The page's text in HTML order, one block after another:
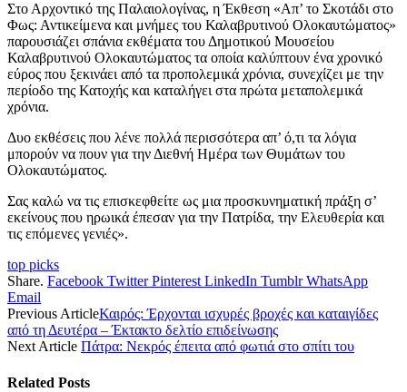
Στο Αρχοντικό της Παλαιολογίνας, η Έκθεση «Απ’ το Σκοτάδι στο
Φως: Αντικείμενα και μνήμες του Καλαβρυτινού Ολοκαυτώματος»
παρουσιάζει σπάνια εκθέματα του Δημοτικού Μουσείου
Καλαβρυτινού Ολοκαυτώματος τα οποία καλύπτουν ένα χρονικό
εύρος που ξεκινάει από τα προπολεμικά χρόνια, συνεχίζει με την
περίοδο της Κατοχής και καταλήγει στα πρώτα μεταπολεμικά
χρόνια.
Δυο εκθέσεις που λένε πολλά περισσότερα απ’ ό,τι τα λόγια
μπορούν να πουν για την Διεθνή Ημέρα των Θυμάτων του
Ολοκαυτώματος.
Σας καλώ να τις επισκεφθείτε ως μια προσκυνηματική πράξη σ’
εκείνους που ηρωικά έπεσαν για την Πατρίδα, την Ελευθερία και
τις επόμενες γενιές».
top picks
Share. Facebook Twitter Pinterest LinkedIn Tumblr WhatsApp
Email
Previous ArticleΚαιρός: Έρχονται ισχυρές βροχές και καταιγίδες
από τη Δευτέρα – Έκτακτο δελτίο επιδείνωσης
Next Article Πάτρα: Νεκρός έπειτα από φωτιά στο σπίτι του
Related Posts